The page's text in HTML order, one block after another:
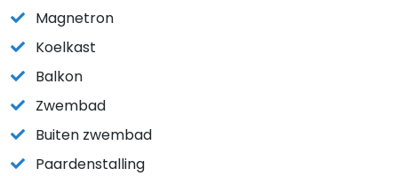
Magnetron
Koelkast
Balkon
Zwembad
Buiten zwembad
Paardenstalling